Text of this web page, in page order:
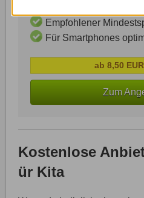
Empfohlener
Für Smartphones
ab 8,50
Zum
Kostenlose
ür Kita